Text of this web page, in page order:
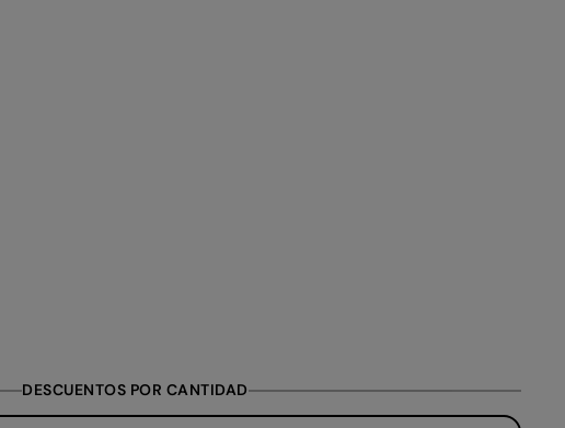
DESCUENTOS POR CANTIDAD